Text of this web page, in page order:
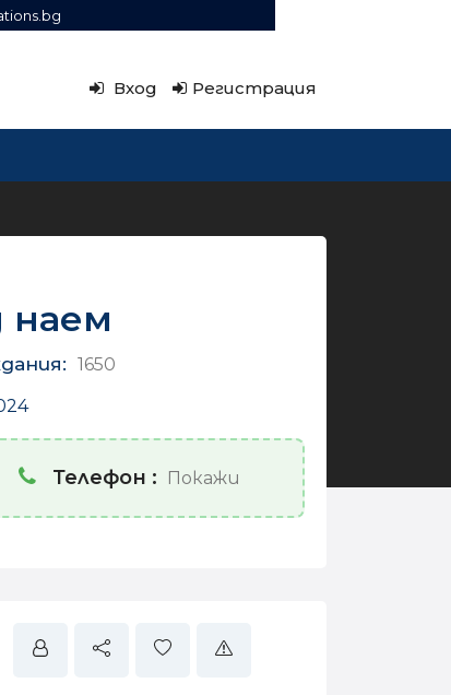
Вход Регистрация
наем
1650
Телефон : Покажи